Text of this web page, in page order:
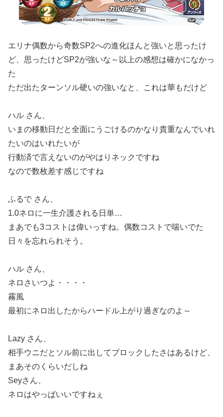
エリナ偶数から奇数SP2への進化ほんと強いと思ったけ
ど、思ったけどSP2が強いな～以上の感想は確かになかっ
た
ただ出たターンソル硬いの強いなと、これは華もだけど
ハル さん、
いまの移動日だと全面にうごけるのかなり貴重なんでいれ
たいのはいれたいが
行動済で言えないのがやはりネックですね
なので数枚差す感じですね
ふるで さん、
1.0ネロに一生介護される日単…
まあでも3コストは偉いっすね。偶数コストで喘いでた
日々を忘れられそう。
ハル さん、
ネロさいつよ・・・・
霧風
最初にネロ出したからハードル上がり過ぎなのよ～
Lazy さん、
相手ウニだとソル前に出してブロックしたさはあるけど、
まあそのくらいだしね
Seyさん、
ネロはやっぱいいですねぇ